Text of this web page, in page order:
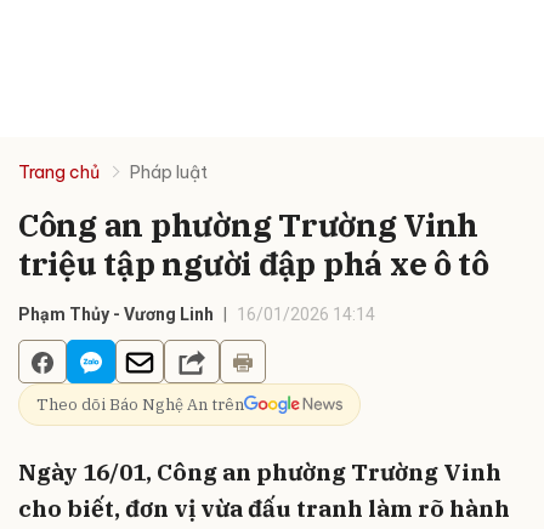
Trang chủ Pháp luật
Công an phường Trường Vinh
triệu tập người đập phá xe ô tô
Phạm Thủy - Vương Linh 16/01/2026 14:14
Theo dõi Báo Nghệ An trên
Ngày 16/01, Công an phường Trường Vinh
cho biết, đơn vị vừa đấu tranh làm rõ hành